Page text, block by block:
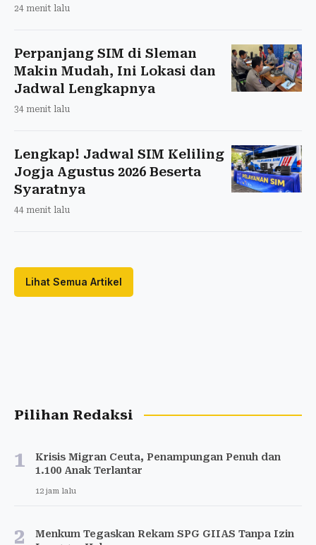
24 menit lalu
Perpanjang SIM di Sleman
Makin Mudah, Ini Lokasi dan
Jadwal Lengkapnya
34 menit lalu
Lengkap! Jadwal SIM Keliling
Jogja Agustus 2026 Beserta
Syaratnya
44 menit lalu
Lihat Semua Artikel
Pilihan Redaksi
1
Krisis Migran Ceuta, Penampungan Penuh dan
1.100 Anak Terlantar
12 jam lalu
2
Menkum Tegaskan Rekam SPG GIIAS Tanpa Izin